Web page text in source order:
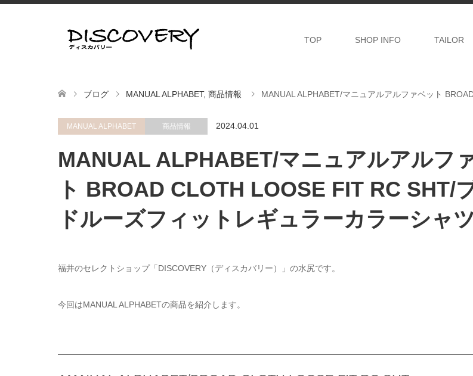
TOP SHOP INFO TAILOR
ブログ MANUAL ALPHABET, 商品情報 MANUAL ALPHABET/マニュアルアルファベット
ーシャツ
MANUAL ALPHABET 商品情報 2024.04.01
MANUAL ALPHABET/マニュアルアルフ
ト BROAD CLOTH LOOSE FIT RC SHT/
ドルーズフィットレギュラーカラーシャツ
福井のセレクトショップ「DISCOVERY（ディスカバリー）」の水尻です。
今回はMANUAL ALPHABETの商品を紹介します。